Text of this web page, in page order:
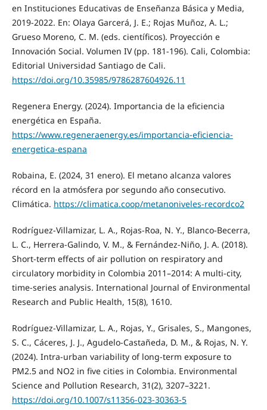
en Instituciones Educativas de Enseñanza Básica y Media,
2019-2022. En: Olaya Garcerá, J. E.; Rojas Muñoz, A. L.;
Grueso Moreno, C. M. (eds. científicos). Proyección e
Innovación Social. Volumen IV (pp. 181-196). Cali, Colombia:
Editorial Universidad Santiago de Cali.
https://doi.org/10.35985/9786287604926.11
Regenera Energy. (2024). Importancia de la eficiencia
energética en España.
https://www.regeneraenergy.es/importancia-eficiencia-
energetica-espana
Robaina, E. (2024, 31 enero). El metano alcanza valores
récord en la atmósfera por segundo año consecutivo.
Climática. https://climatica.coop/metanoniveles-recordco2
Rodríguez-Villamizar, L. A., Rojas-Roa, N. Y., Blanco-Becerra,
L. C., Herrera-Galindo, V. M., & Fernández-Niño, J. A. (2018).
Short-term effects of air pollution on respiratory and
circulatory morbidity in Colombia 2011–2014: A multi-city,
time-series analysis. International Journal of Environmental
Research and Public Health, 15(8), 1610.
Rodríguez-Villamizar, L. A., Rojas, Y., Grisales, S., Mangones,
S. C., Cáceres, J. J., Agudelo-Castañeda, D. M., & Rojas, N. Y.
(2024). Intra-urban variability of long-term exposure to
PM2.5 and NO2 in five cities in Colombia. Environmental
Science and Pollution Research, 31(2), 3207–3221.
https://doi.org/10.1007/s11356-023-30363-5